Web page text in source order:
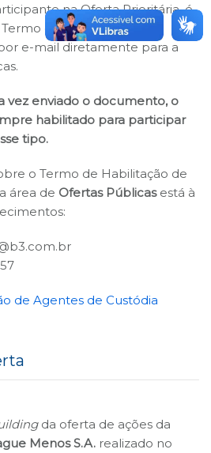
na Oferta Prioritária, é
de Habilitação de
e-mail diretamente para a
vez enviado o documento, o
habilitado para participar
tipo.
o Termo de Habilitação de
área de Ofertas Públicasestá à
de Agentes de Custódia
da oferta de ações da
Menos S.A. realizado no